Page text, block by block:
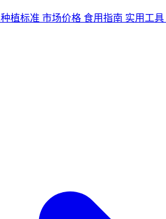
种植标准 市场价格 食用指南 实用工具